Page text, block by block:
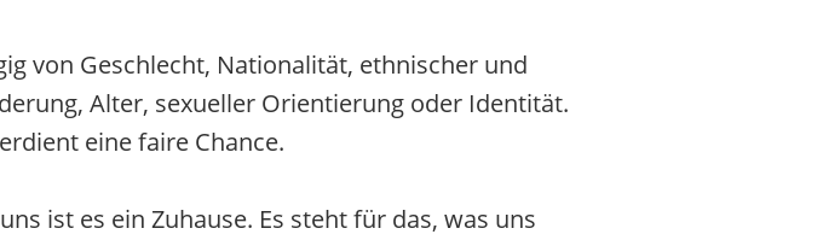
von Geschlecht, Nationalität, ethnischer und
Alter, sexueller Orientierung oder Identität.
eine faire Chance.
ist es ein Zuhause. Es steht für das, was uns